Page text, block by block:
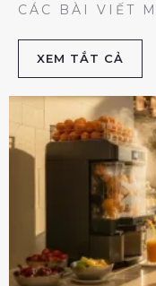
CÁC BÀI VIẾT
XEM TẮT CẢ